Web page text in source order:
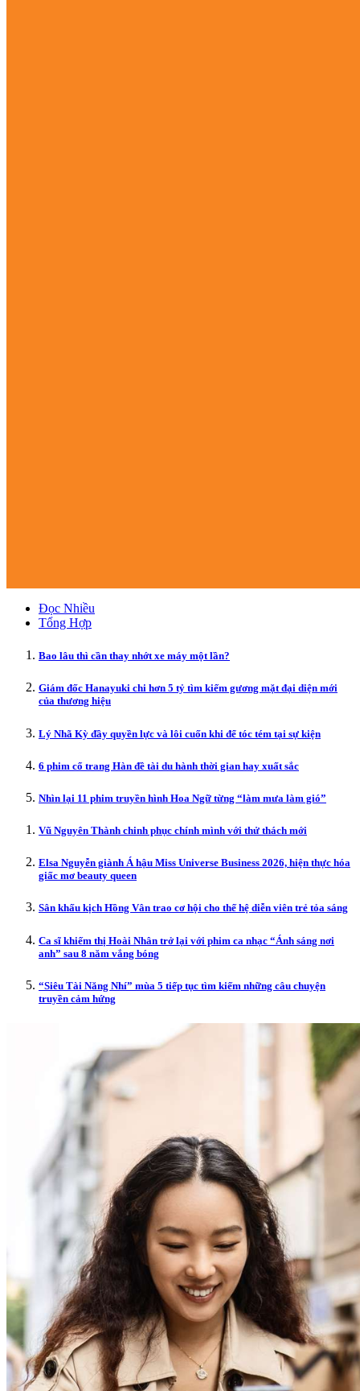
Đọc Nhiều
Tổng Hợp
Bao lâu thì cần thay nhớt xe máy một lần?
Giám đốc Hanayuki chi hơn 5 tỷ tìm kiếm gương mặt đại diện mới
của thương hiệu
Lý Nhã Kỳ đầy quyền lực và lôi cuốn khi để tóc tém tại sự kiện
6 phim cổ trang Hàn đề tài du hành thời gian hay xuất sắc
Nhìn lại 11 phim truyền hình Hoa Ngữ từng “làm mưa làm gió”
Vũ Nguyên Thành chinh phục chính mình với thử thách mới
Elsa Nguyễn giành Á hậu Miss Universe Business 2026, hiện thực hóa
giấc mơ beauty queen
Sân khấu kịch Hồng Vân trao cơ hội cho thế hệ diễn viên trẻ tỏa sáng
Ca sĩ khiếm thị Hoài Nhân trở lại với phim ca nhạc “Ánh sáng nơi
anh” sau 8 năm vắng bóng
“Siêu Tài Năng Nhí” mùa 5 tiếp tục tìm kiếm những câu chuyện
truyền cảm hứng